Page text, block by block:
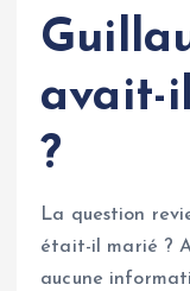
avait-
?
La question
était-il marié ?
aucune